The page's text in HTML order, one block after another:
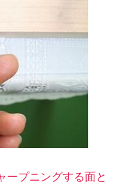
ープニングする面と